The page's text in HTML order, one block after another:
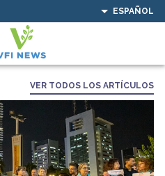
ESPAÑOL
VER TODOS LOS ARTÍCULOS